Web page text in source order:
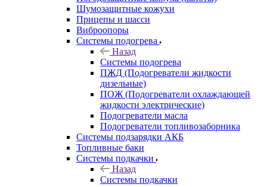
Шумозащитные кожухи
Прицепы и шасси
Виброопоры
Системы подогрева
Назад
Системы подогрева
ПЖД (Подогреватели жидкости
дизельные)
ПОЖ (Подогреватели охлаждающей
жидкости электрические)
Подогреватели масла
Подогреватели топливозаборника
Системы подзарядки АКБ
Топливные баки
Системы подкачки
Назад
Системы подкачки